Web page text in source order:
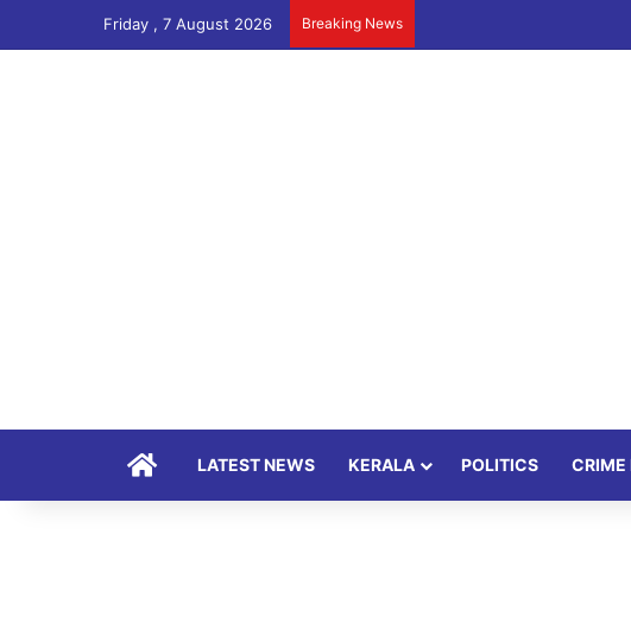
Friday , 7 August 2026 Breaking News
HomeLATEST NEWS KERALA POLITICS CRIME